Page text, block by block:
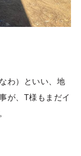
わ）といい、地
が、T様もまだイ